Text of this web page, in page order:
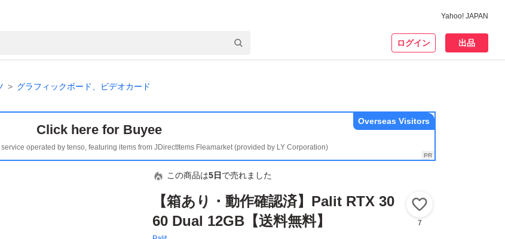
Yahoo! JAPAN
ログイン 出品
グラフィックボード、ビデオカード
Click here for Buyee
operated by tenso, featuring items from JDirectItems Fleamarket (provided by LY Corporation)
Overseas Visitors
この商品は5日 で売れました
【箱あり・動作確認済】Palit RTX 30
60 Dual 12GB【送料無料】
7